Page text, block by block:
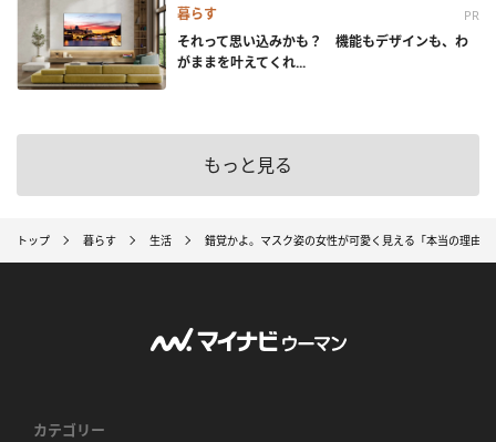
暮らす PR
それって思い込みかも？ 機能もデザインも、わ
がままを叶えてくれ...
もっと見る
トップ 暮らす 生活 錯覚かよ。マスク姿の女性が可愛く見える「本当の理由」
カテゴリー